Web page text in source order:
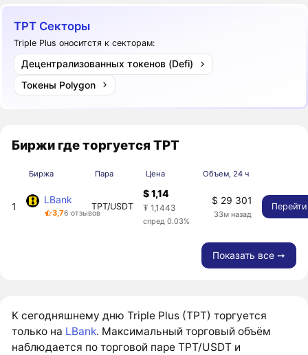
TPT Секторы
Triple Plus оноситстя к секторам:
Децентрализованных токенов (Defi)
Токены Polygon
Биржи где торгуется TPT
Биржа Пара Цена Объем, 24 ч
1
LBank
3,76 отзывов
TPT/USDT
$ 1,14
₮ 1,1443
спред 0.03%
$ 29 301
33м назад
Перейти
Показать все ➙
К сегодняшнему дню Triple Plus (TPT) торгуется
только на LBank. Максимальный торговый объём
наблюдается по торговой паре TPT/USDT и